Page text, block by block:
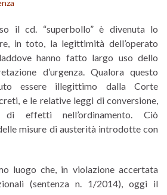
il cd. “superbollo” è divenuta lo
in toto, la legittimità dell’operato
hanno fatto largo uso dello
d’urgenza. Qualora questo
essere illegittimo dalla Corte
e le relative leggi di conversione,
effetti nell’ordinamento. Ciò
misure di austerità introdotte con
luogo che, in violazione accertata
(sentenza n. 1/2014), oggi il